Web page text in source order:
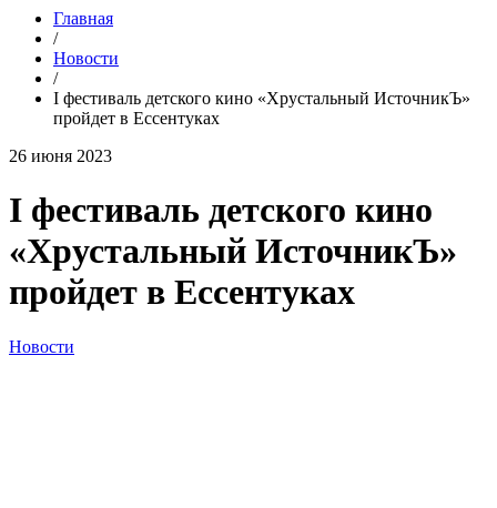
Главная
/
Новости
/
I фестиваль детского кино «Хрустальный ИсточникЪ»
пройдет в Ессентуках
26 июня 2023
I фестиваль детского кино
«Хрустальный ИсточникЪ»
пройдет в Ессентуках
Новости